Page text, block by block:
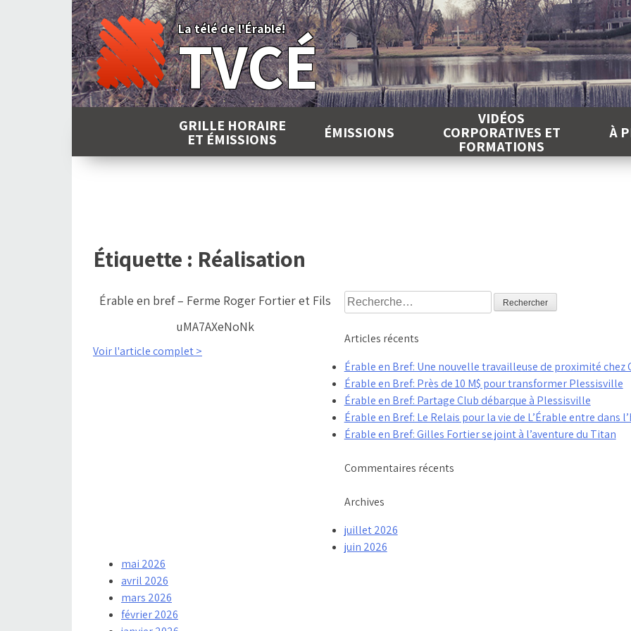
La télé de l'Érable!
TVCÉ
GRILLE HORAIRE
ET ÉMISSIONS ÉMISSIONS
VIDÉOS
CORPORATIVES ET
FORMATIONS
À
Étiquette : Réalisation
Érable en bref – Ferme Roger Fortier et Fils
uMA7AXeNoNk
Voir l'article complet >
Rechercher :
Articles récents
Érable en Bref: Une nouvelle travailleuse de proximité chez
Érable en Bref: Près de 10 M$ pour transformer Plessisville
Érable en Bref: Partage Club débarque à Plessisville
Érable en Bref: Le Relais pour la vie de L’Érable entre dans
Érable en Bref: Gilles Fortier se joint à l’aventure du Titan
Commentaires récents
Archives
juillet 2026
juin 2026
mai 2026
avril 2026
mars 2026
février 2026